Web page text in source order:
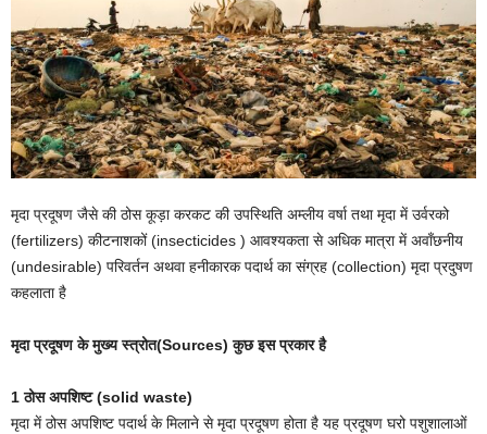
मृदा प्रदूषण जैसे की ठोस कूड़ा करकट की उपस्थिति अम्लीय वर्षा तथा मृदा में उर्वरको
(fertilizers) कीटनाशकों (insecticides ) आवश्यकता से अधिक मात्रा में अवाँछनीय
(undesirable) परिवर्तन अथवा हनीकारक पदार्थ का संग्रह (collection) मृदा प्रदुषण
कहलाता है
मृदा प्रदूषण के मुख्य स्त्रोत(Sources) कुछ इस प्रकार है
1 ठोस अपशिष्ट (solid waste)
मृदा में ठोस अपशिष्ट पदार्थ के मिलाने से मृदा प्रदूषण होता है यह प्रदूषण घरो पशुशालाओं